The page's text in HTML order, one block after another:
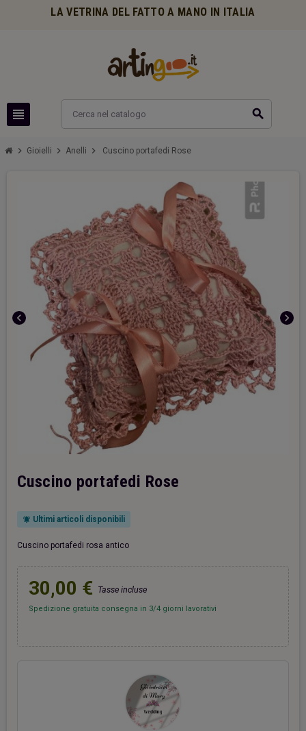
LA VETRINA DEL FATTO A MANO IN ITALIA
view_headline search
chevron_right Gioielli chevron_right Anelli chevron_right Cuscino portafedi Rose
chevron_left chevron_right
Cuscino portafedi Rose
notifications_active Ultimi articoli disponibili
Cuscino portafedi rosa antico
30,00 € Tasse incluse
Spedizione gratuita consegna in 3/4 giorni lavorativi